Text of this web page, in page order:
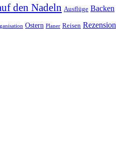
den Nadeln Ausflüge Backen
Ostern Planer Reisen Rezension